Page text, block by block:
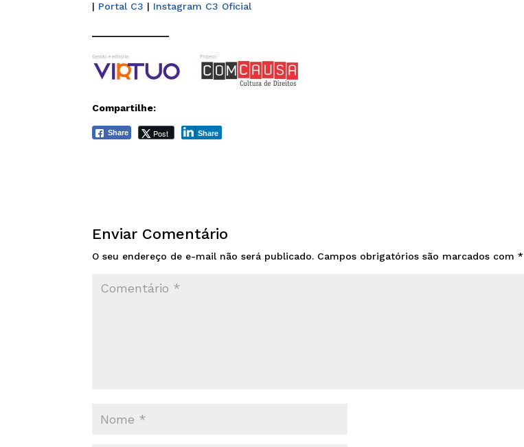
| Portal C3 | Instagram C3 Oficial
Compartilhe:
Share Post Share
Enviar Comentário
O seu endereço de e-mail não será publicado. Campos obrigatórios são marcados com*